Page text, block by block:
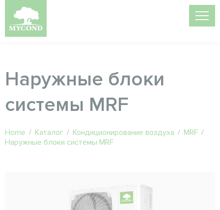
Наружные блоки
системы MRF
Home / Каталог / Кондиционирование воздуха / MRF /
Наружные блоки системы MRF